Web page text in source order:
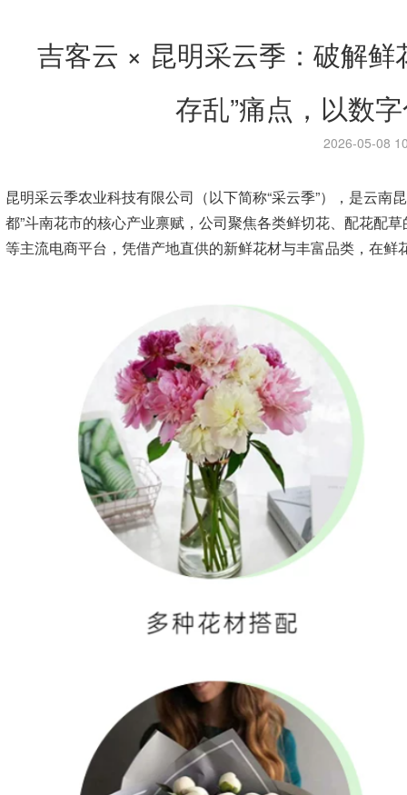
吉客云 × 昆明采云季：破解
存乱”痛点，以数
2026-05-08
昆明采云季农业科技有限公司（以下简称“采云季”），是云南
都”斗南花市的核心产业禀赋，公司聚焦各类鲜切花、配花配
等主流电商平台，凭借产地直供的新鲜花材与丰富品类，在鲜